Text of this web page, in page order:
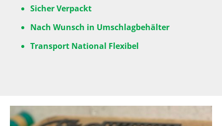
Sicher Verpackt
Nach Wunsch in Umschlagbehälter
Transport National Flexibel